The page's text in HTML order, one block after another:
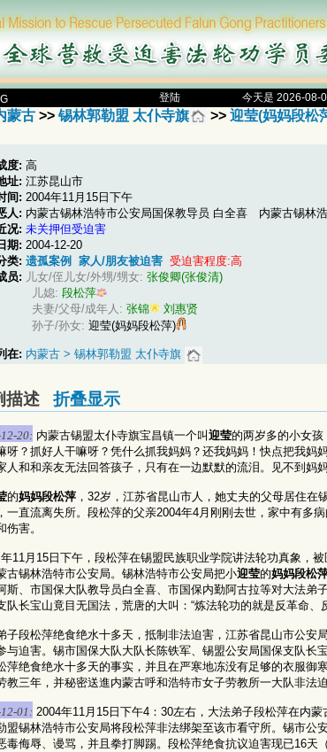
登陆 今天是 2026-08-
蒙古 >> 锡林郭勒盟 太仆寺旗 >> 迎莹(妈妈段松
度: 高
址: 江苏昆山市
间: 2004年11月15日下午
人: 内蒙古锡林浩特市公安局国保教导员 白全喜 内蒙古锡林
况: 未关押但受迫害
期: 2004-12-20
类: 遗孤案例 家人/朋友被迫害 受迫害程度:高
员: 儿女/侄儿女/外甥/甥女: 张俊卿(张俊清)
儿媳: 段松萍
夫妻/父母/成年人: 张锦
刘惠贤
孙子/孙女: 迎莹(妈妈段松萍)
在: 内蒙古 > 锡林郭勒盟 太仆寺旗
描述 折叠显示
20: 内蒙古锡盟太仆寺旗宝昌镇一个叫 迎莹的两岁多的小女
呀？抓好人干嘛呀？凭什么抓我妈妈？还我妈妈！快点把我
人和和亲友无法回答孩子，只有在一边默默的流泪。见不到妈
的妈妈段松萍 ，32岁，江苏省昆山市人，她丈夫的父母居住
一直流离失所。段松萍的父亲2004年4月刚刚去世，家中有多
伤害。
11月15日下午，段松萍在锡盟民族职业学院讲法轮功真象，
古锡林浩特市公安局。锡林浩特市公安局把小迎莹的妈妈段松
斯、市国保大队教导员白全喜、市国保内勤阿古拉等对大法弟
队长宝山竟目无国法，荒唐的大叫：“炼法轮功的就是反革命、
子段松萍绝食绝水十多天，抵制非法迫害，江苏省昆山市公
与迫害。锡市国保大队大队长陈铁军、锡盟公安局国保支队
萍绝食绝水十多天的事实，并且在严寒地冻没有足够的衣服御
教三年，并秘密送進内蒙古呼和浩特市女子劳教所一大队非法迫
01: 2004年11月15日下午4：30左右，大法弟子段松萍在内
盟锡林浩特市公安局将段松萍非法绑架至该市看守所。锡市
毒侮辱、谩骂，并且拳打脚踢。段松萍绝食抗议迫害现已16